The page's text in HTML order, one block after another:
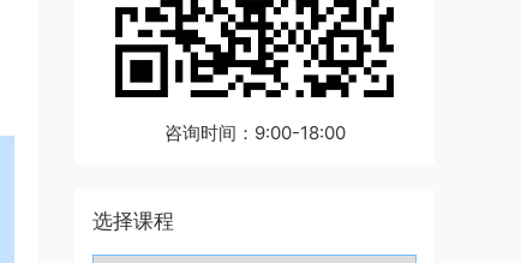
咨询时间：9:00-18:00
选择课程